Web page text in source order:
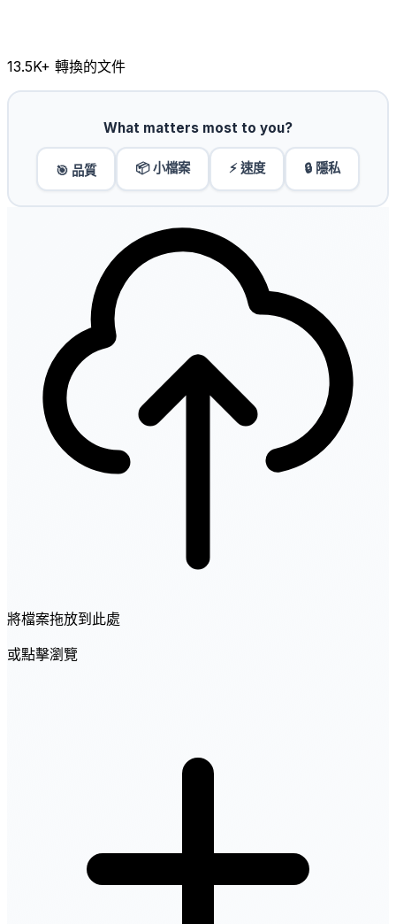
13.5K+ 轉換的文件
What matters most to you?
🎯 品質 📦 小檔案 ⚡ 速度 🔒 隱私
將檔案拖放到此處
或點擊瀏覽